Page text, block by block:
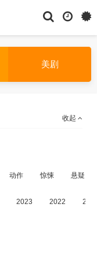
美剧
收起
动作 惊悚 悬疑
2023 2022